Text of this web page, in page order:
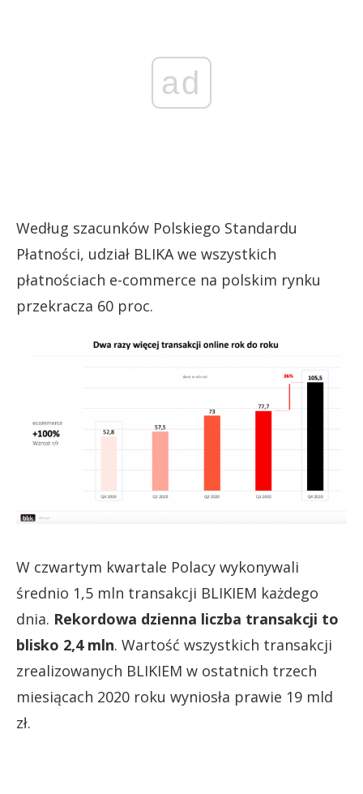
ad
Według szacunków Polskiego Standardu
Płatności, udział BLIKA we wszystkich
płatnościach e-commerce na polskim rynku
przekracza 60 proc.
W czwartym kwartale Polacy wykonywali
średnio 1,5 mln transakcji BLIKIEM każdego
dnia. Rekordowa dzienna liczba transakcji to
blisko 2,4 mln. Wartość wszystkich transakcji
zrealizowanych BLIKIEM w ostatnich trzech
miesiącach 2020 roku wyniosła prawie 19 mld
zł.